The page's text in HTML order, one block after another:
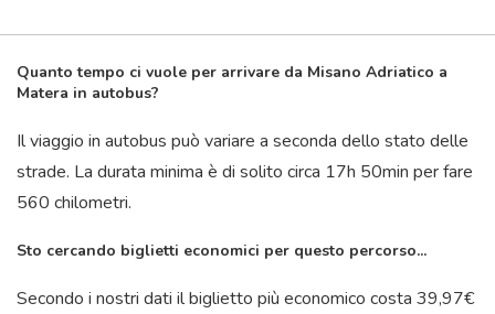
Quanto tempo ci vuole per arrivare da Misano Adriatico a
Matera in autobus?
Il viaggio in autobus può variare a seconda dello stato delle
strade. La durata minima è di solito circa 17h 50min per fare
560 chilometri.
Sto cercando biglietti economici per questo percorso...
Secondo i nostri dati il ​​biglietto più economico costa 39,97€